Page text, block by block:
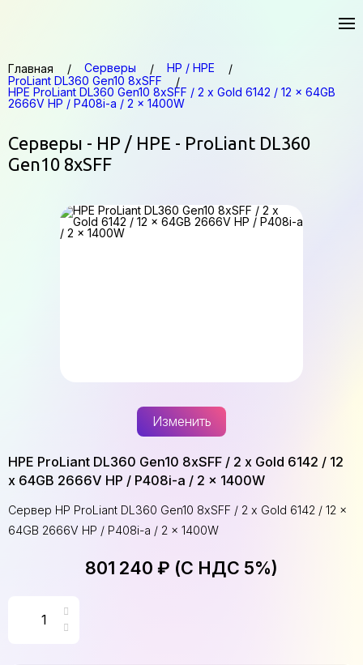
Главная Серверы
HP / HPE
ProLiant DL360 Gen10 8xSFF
HPE ProLiant DL360 Gen10 8xSFF / 2 x Gold 6142 / 12 x 64GB
2666V HP / P408i-a / 2 x 1400W
Серверы - HP / HPE - ProLiant DL360
Gen10 8xSFF
Изменить
HPE ProLiant DL360 Gen10 8xSFF / 2 x Gold 6142 / 12
x 64GB 2666V HP / P408i-a / 2 x 1400W
Сервер HP ProLiant DL360 Gen10 8xSFF / 2 x Gold 6142 / 12 x
64GB 2666V HP / P408i-a / 2 x 1400W
801 240 ₽ (С НДС 5%)